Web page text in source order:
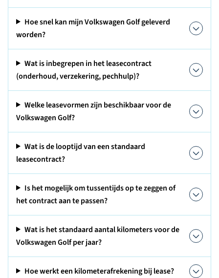
Hoe snel kan mijn Volkswagen Golf geleverd
worden?
Wat is inbegrepen in het leasecontract
(onderhoud, verzekering, pechhulp)?
Welke leasevormen zijn beschikbaar voor de
Volkswagen Golf?
Wat is de looptijd van een standaard
leasecontract?
Is het mogelijk om tussentijds op te zeggen of
het contract aan te passen?
Wat is het standaard aantal kilometers voor de
Volkswagen Golf per jaar?
Hoe werkt een kilometerafrekening bij lease?